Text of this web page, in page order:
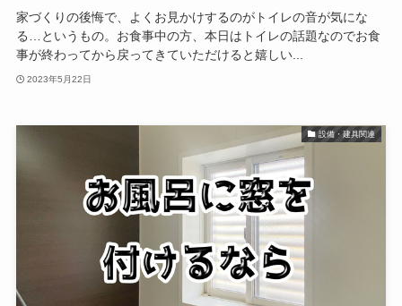
家づくりの後悔で、よくお見かけするのがトイレの音が気にな
る…というもの。お食事中の方、本日はトイレの話題なのでお食
事が終わってから戻ってきていただけると嬉しい...
2023年5月22日
設備・建具関連